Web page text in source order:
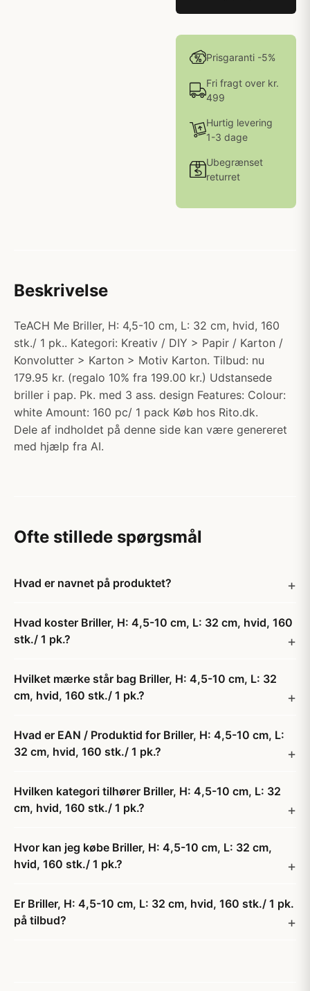
Prisgaranti -5%
Fri fragt over kr.
499
Hurtig levering
1-3 dage
Ubegrænset
returret
Beskrivelse
TeACH Me Briller, H: 4,5-10 cm, L: 32 cm, hvid, 160
stk./ 1 pk.. Kategori: Kreativ / DIY > Papir / Karton /
Konvolutter > Karton > Motiv Karton. Tilbud: nu
179.95 kr. (regalo 10% fra 199.00 kr.) Udstansede
briller i pap. Pk. med 3 ass. design Features: Colour:
white Amount: 160 pc/ 1 pack Køb hos Rito.dk.
Dele af indholdet på denne side kan være genereret
med hjælp fra AI.
Ofte stillede spørgsmål
Hvad er navnet på produktet?
Hvad koster Briller, H: 4,5-10 cm, L: 32 cm, hvid, 160
stk./ 1 pk.?
Hvilket mærke står bag Briller, H: 4,5-10 cm, L: 32
cm, hvid, 160 stk./ 1 pk.?
Hvad er EAN / Produktid for Briller, H: 4,5-10 cm, L:
32 cm, hvid, 160 stk./ 1 pk.?
Hvilken kategori tilhører Briller, H: 4,5-10 cm, L: 32
cm, hvid, 160 stk./ 1 pk.?
Hvor kan jeg købe Briller, H: 4,5-10 cm, L: 32 cm,
hvid, 160 stk./ 1 pk.?
Er Briller, H: 4,5-10 cm, L: 32 cm, hvid, 160 stk./ 1 pk.
på tilbud?